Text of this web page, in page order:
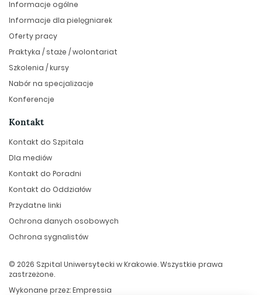
Informacje ogólne
Informacje dla pielęgniarek
Oferty pracy
Praktyka / staże / wolontariat
Szkolenia / kursy
Nabór na specjalizacje
Konferencje
Kontakt
Kontakt do Szpitala
Dla mediów
Kontakt do Poradni
Kontakt do Oddziałów
Przydatne linki
Ochrona danych osobowych
Ochrona sygnalistów
© 2026 Szpital Uniwersytecki w Krakowie. Wszystkie prawa
zastrzeżone.
Wykonane przez:Empressia